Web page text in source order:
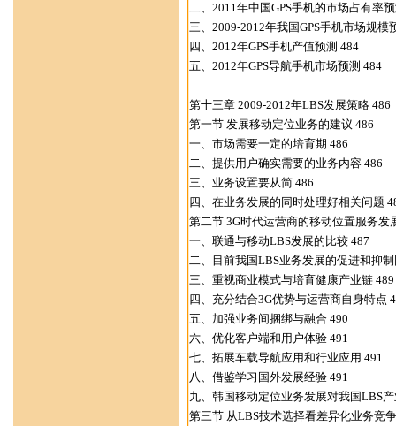
二、2011年中国GPS手机的市场占有率
三、2009-2012年我国GPS手机市场规模
四、2012年GPS手机产值预测 484
五、2012年GPS导航手机市场预测 484
第十三章 2009-2012年LBS发展策略 486
第一节 发展移动定位业务的建议 486
一、市场需要一定的培育期 486
二、提供用户确实需要的业务内容 486
三、业务设置要从简 486
四、在业务发展的同时处理好相关问题
第二节 3G时代运营商的移动位置服务发
一、联通与移动LBS发展的比较 487
二、目前我国LBS业务发展的促进和抑
三、重视商业模式与培育健康产业链 489
四、充分结合3G优势与运营商自身特点
五、加强业务间捆绑与融合 490
六、优化客户端和用户体验 491
七、拓展车载导航应用和行业应用 491
八、借鉴学习国外发展经验 491
九、韩国移动定位业务发展对我国LBS
第三节 从LBS技术选择看差异化业务竞